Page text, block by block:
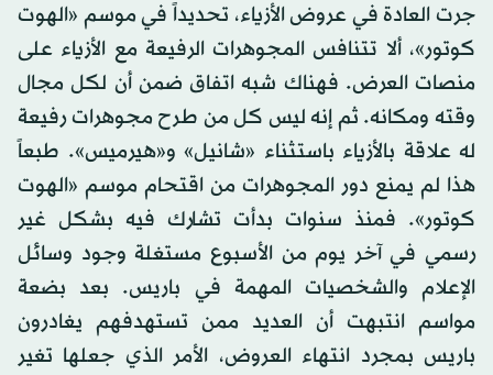
جرت العادة في عروض الأزياء، تحديداً في موسم «الهوت
كوتور»، ألا تتنافس المجوهرات الرفيعة مع الأزياء على
منصات العرض. فهناك شبه اتفاق ضمن أن لكل مجال
وقته ومكانه. ثم إنه ليس كل من طرح مجوهرات رفيعة
له علاقة بالأزياء باستثناء «شانيل» و«هيرميس». طبعاً
هذا لم يمنع دور المجوهرات من اقتحام موسم «الهوت
كوتور». فمنذ سنوات بدأت تشارك فيه بشكل غير
رسمي في آخر يوم من الأسبوع مستغلة وجود وسائل
الإعلام والشخصيات المهمة في باريس. بعد بضعة
مواسم انتبهت أن العديد ممن تستهدفهم يغادرون
باريس بمجرد انتهاء العروض، الأمر الذي جعلها تغير